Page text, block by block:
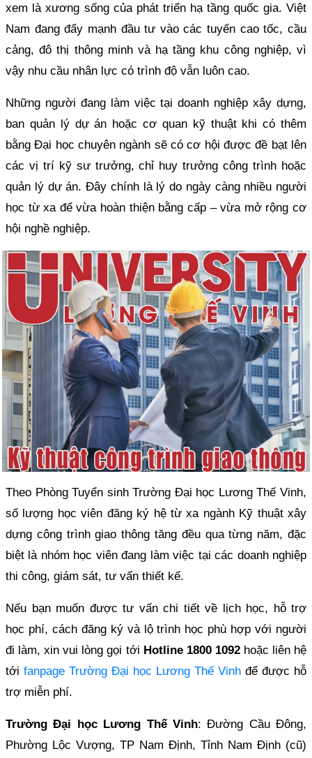
xem là xương sống của phát triển hạ tầng quốc gia. Việt
Nam đang đẩy mạnh đầu tư vào các tuyến cao tốc, cầu
cảng, đô thị thông minh và hạ tầng khu công nghiệp, vì
vậy nhu cầu nhân lực có trình độ vẫn luôn cao.
Những người đang làm việc tại doanh nghiệp xây dựng,
ban quản lý dự án hoặc cơ quan kỹ thuật khi có thêm
bằng Đại học chuyên ngành sẽ có cơ hội được đề bạt lên
các vị trí kỹ sư trưởng, chỉ huy trưởng công trình hoặc
quản lý dự án. Đây chính là lý do ngày càng nhiều người
học từ xa để vừa hoàn thiện bằng cấp – vừa mở rộng cơ
hội nghề nghiệp.
Theo Phòng Tuyển sinh Trường Đại học Lương Thế Vinh,
số lượng học viên đăng ký hệ từ xa ngành Kỹ thuật xây
dựng công trình giao thông tăng đều qua từng năm, đặc
biệt là nhóm học viên đang làm việc tại các doanh nghiệp
thi công, giám sát, tư vấn thiết kế.
Nếu bạn muốn được tư vấn chi tiết về lịch học, hỗ trợ
học phí, cách đăng ký và lộ trình học phù hợp với người
đi làm, xin vui lòng gọi tới Hotline 1800 1092hoặc liên hệ
tới fanpage Trường Đại học Lương Thế Vinh để được hỗ
trợ miễn phí.
Trường Đại học Lương Thế Vinh: Đường Cầu Đông,
Phường Lộc Vượng, TP Nam Định, Tỉnh Nam Định (cũ)